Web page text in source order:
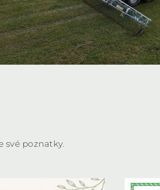
své poznatky.